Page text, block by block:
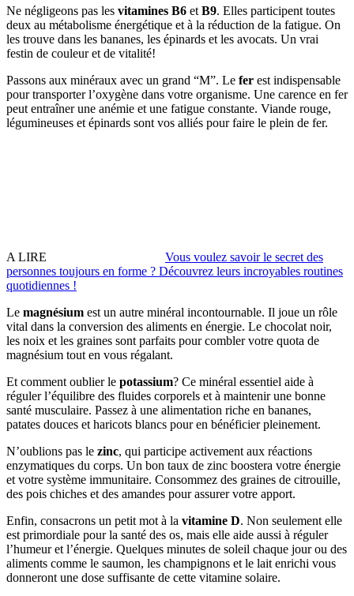
Ne négligeons pas les vitamines B6 et B9. Elles participent toutes
deux au métabolisme énergétique et à la réduction de la fatigue. On
les trouve dans les bananes, les épinards et les avocats. Un vrai
festin de couleur et de vitalité!
Passons aux minéraux avec un grand “M”. Le fer est indispensable
pour transporter l’oxygène dans votre organisme. Une carence en fer
peut entraîner une anémie et une fatigue constante. Viande rouge,
légumineuses et épinards sont vos alliés pour faire le plein de fer.
A LIRE
Vous voulez savoir le secret des
personnes toujours en forme ? Découvrez leurs incroyables routines
quotidiennes !
Le magnésium est un autre minéral incontournable. Il joue un rôle
vital dans la conversion des aliments en énergie. Le chocolat noir,
les noix et les graines sont parfaits pour combler votre quota de
magnésium tout en vous régalant.
Et comment oublier le potassium? Ce minéral essentiel aide à
réguler l’équilibre des fluides corporels et à maintenir une bonne
santé musculaire. Passez à une alimentation riche en bananes,
patates douces et haricots blancs pour en bénéficier pleinement.
N’oublions pas le zinc, qui participe activement aux réactions
enzymatiques du corps. Un bon taux de zinc boostera votre énergie
et votre système immunitaire. Consommez des graines de citrouille,
des pois chiches et des amandes pour assurer votre apport.
Enfin, consacrons un petit mot à la vitamine D. Non seulement elle
est primordiale pour la santé des os, mais elle aide aussi à réguler
l’humeur et l’énergie. Quelques minutes de soleil chaque jour ou des
aliments comme le saumon, les champignons et le lait enrichi vous
donneront une dose suffisante de cette vitamine solaire.